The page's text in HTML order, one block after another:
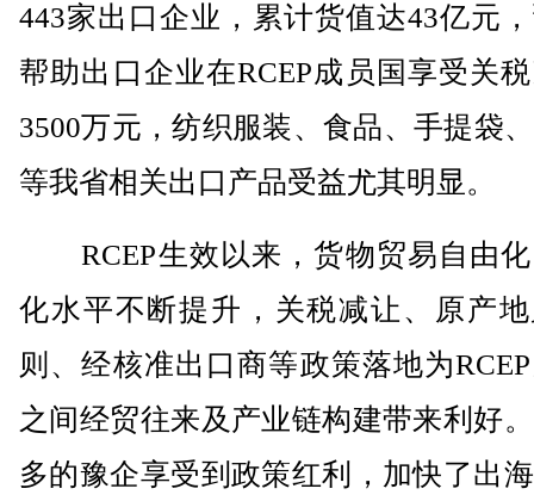
443家出口企业，累计货值达43亿元
帮助出口企业在RCEP成员国享受关
3500万元，纺织服装、食品、手提袋
等我省相关出口产品受益尤其明显。
RCEP生效以来，货物贸易自由化
化水平不断提升，关税减让、原产
则、经核准出口商等政策落地为
之间经贸往来及产业链构建带来利好
多的豫企享受到政策红利，加快了出